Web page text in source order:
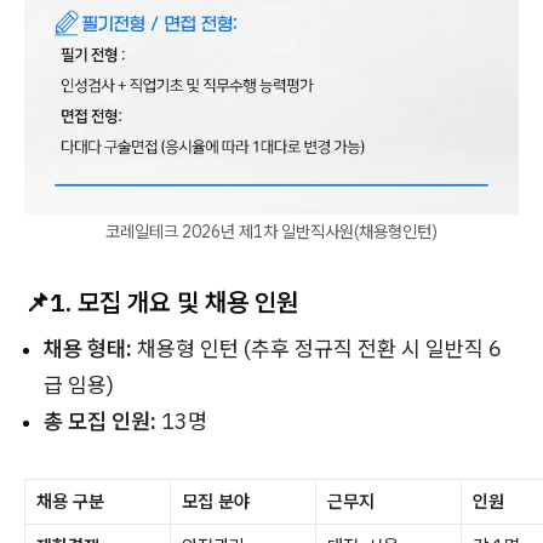
코레일테크 2026년 제1차 일반직사원(채용형인턴)
📌1. 모집 개요 및 채용 인원
채용 형태: 채용형 인턴 (추후 정규직 전환 시 일반직 6
급 임용)
총 모집 인원: 13명
채용 구분 모집 분야 근무지
인원